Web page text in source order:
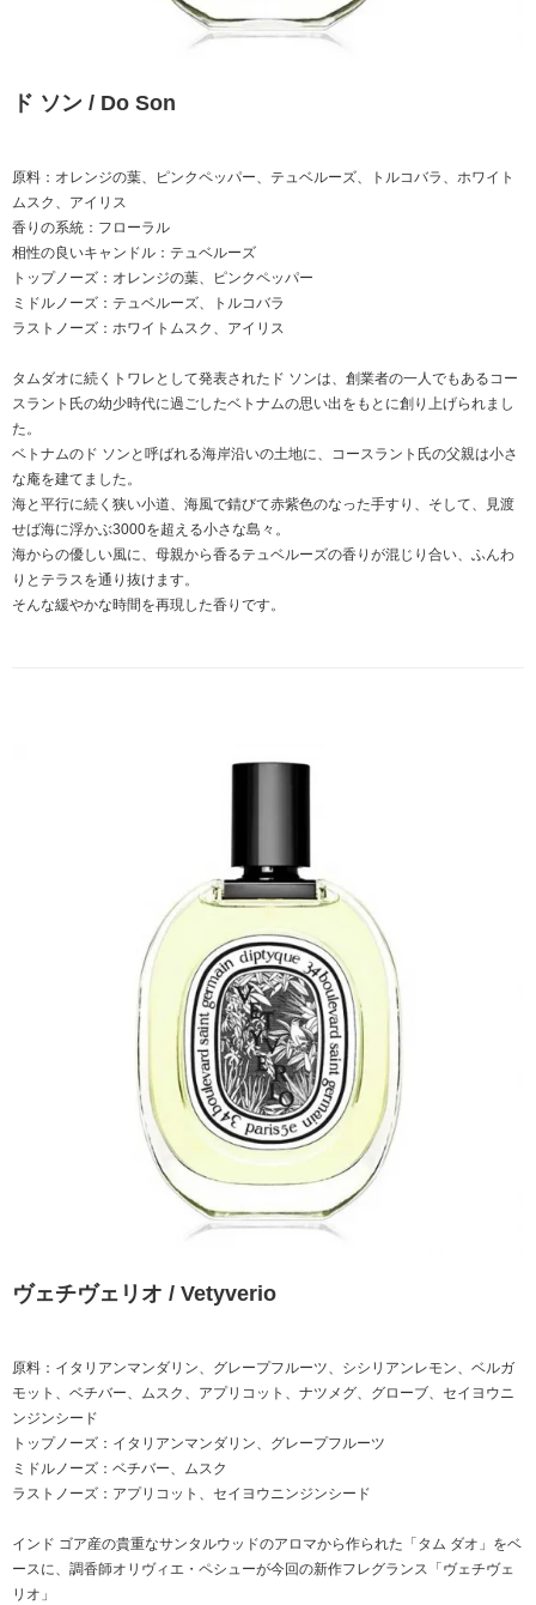
ド ソン / Do Son
原料：オレンジの葉、ピンクペッパー、テュベルーズ、トルコバラ、ホワイト
ムスク、アイリス
香りの系統：フローラル
相性の良いキャンドル：テュベルーズ
トップノーズ：オレンジの葉、ピンクペッパー
ミドルノーズ：テュベルーズ、トルコバラ
ラストノーズ：ホワイトムスク、アイリス
タムダオに続くトワレとして発表されたド ソンは、創業者の一人でもあるコー
スラント氏の幼少時代に過ごしたベトナムの思い出をもとに創り上げられまし
た。
ベトナムのド ソンと呼ばれる海岸沿いの土地に、コースラント氏の父親は小さ
な庵を建てました。
海と平行に続く狭い小道、海風で錆びて赤紫色のなった手すり、そして、見渡
せば海に浮かぶ3000を超える小さな島々。
海からの優しい風に、母親から香るテュベルーズの香りが混じり合い、ふんわ
りとテラスを通り抜けます。
そんな緩やかな時間を再現した香りです。
ヴェチヴェリオ / Vetyverio
原料：イタリアンマンダリン、グレープフルーツ、シシリアンレモン、ベルガ
モット、ベチバー、ムスク、アプリコット、ナツメグ、グローブ、セイヨウニ
ンジンシード
トップノーズ：イタリアンマンダリン、グレープフルーツ
ミドルノーズ：ベチバー、ムスク
ラストノーズ：アプリコット、セイヨウニンジンシード
インド ゴア産の貴重なサンタルウッドのアロマから作られた「タム ダオ」をベ
ースに、調香師オリヴィエ・ペシューが今回の新作フレグランス「ヴェチヴェ
リオ」